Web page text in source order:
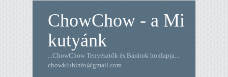
ChowChow - a Mi
kutyánk
...ChowChow Tenyésztők és Barátok honlapja...
chowklubinfo@gmail.com